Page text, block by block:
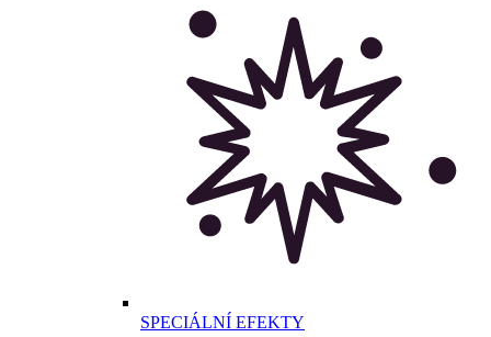
SPECIÁLNÍ EFEKTY